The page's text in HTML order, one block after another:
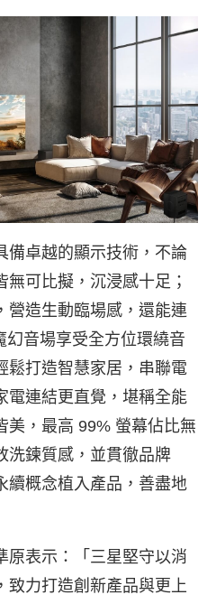
備卓越的顯示技術，不論
可比擬，沉浸感十足；
營造生動臨場感，還能連
音場享受全方位環繞音
鬆打造智慧家居，串聯電
電連結更直覺，堪稱全能
美，最高 99% 螢幕佔比無
洗鍊質感，並貫徹品牌
續概念植入產品，善盡地
原表示：「三星堅守以消
致力打造創新產品與更上